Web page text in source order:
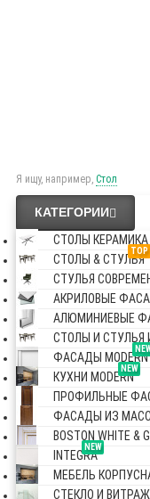
Я ищу, например, Стол
КАТЕГОРИИ
СТОЛЫ КЕРАМИКА
TOP
СТОЛЫ & СТУЛЬЯ
СТУЛЬЯ
АКРИЛОВЫЕ
АЛЮМИНИЕВЫЕ
СТОЛЫ И СТУЛЬЯ
ФАСАДЫ MODERN
NEW
КУХНИ MODERN
ПРОФИЛЬНЫЕ
ФАСАДЫ ИЗ
BOSTON WHITE &
NEW
INTEGRA
МЕБЕЛЬ
СТЕКЛО И